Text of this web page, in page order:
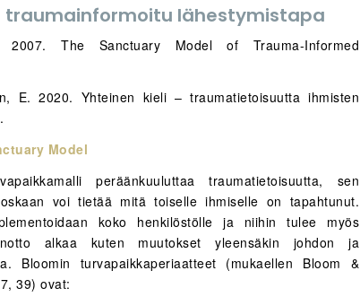
traumainformoitu lähestymistapa
The Sanctuary Model of Trauma-Informed
E. 2020. Yhteinen kieli – traumatietoisuutta ihmisten
Model
peräänkuuluttaa traumatietoisuutta, sen
voi tietää mitä toiselle ihmiselle on tapahtunut.
koko henkilöstölle ja niihin tulee myös
alkaa kuten muutokset yleensäkin johdon ja
Bloomin turvapaikkaperiaatteet (mukaellen Bloom &
39) ovat: